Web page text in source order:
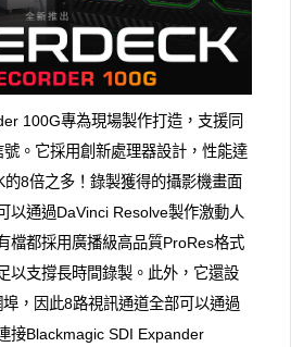
100G專為現場製作打造，支援同
。它採用創新處理器設計，性能達
8倍之多！錄製獲得的攝影機畫面
以通過DaVinci Resolve製作激動人
檔都採用廣播級高品質ProRes格式
以支撐長時間錄製。此外，它還設
，因此8路視訊通道全部可以通過
接Blackmagic SDI Expander